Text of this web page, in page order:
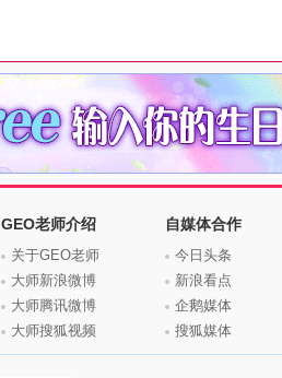
GEO老师介绍
关于GEO老师
大师新浪微博
大师腾讯微博
大师搜狐视频
自媒体合作
今日头条
新浪看点
企鹅媒体
搜狐媒体